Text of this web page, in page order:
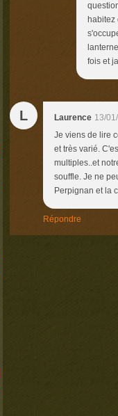
habitez
fois et
L Laurence 13/
Je viens de lire
et très varié.
multiples..et
souffle. Je ne
Perpignan et la
Répondre